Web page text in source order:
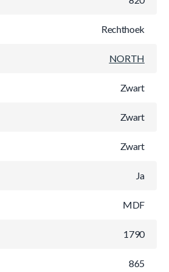
Rechthoek
NORTH
Zwart
Zwart
Zwart
Ja
MDF
1790
865